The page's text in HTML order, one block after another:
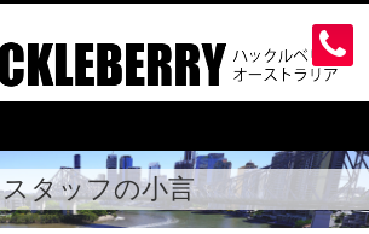
スタッフの小言